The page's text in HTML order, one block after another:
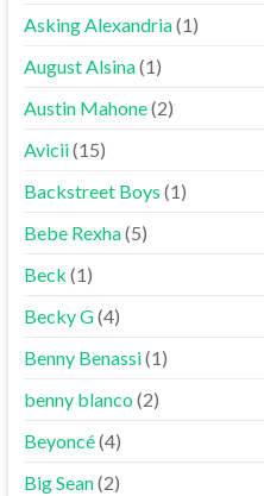
Asking Alexandria(1)
August Alsina(1)
Austin Mahone(2)
Avicii(15)
Backstreet Boys (1)
Bebe Rexha(5)
Beck (1)
Becky G(4)
Benny Benassi(1)
benny blanco(2)
Beyoncé(4)
Big Sean(2)